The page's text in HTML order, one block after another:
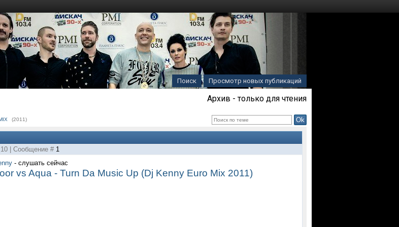
Поиск Просмотр новых публикаций
Архив - только для чтения
(2011)
| Сообщение # 1
- слушать сейчас
vs Aqua - Turn Da Music Up (Dj Kenny Euro Mix 2011)